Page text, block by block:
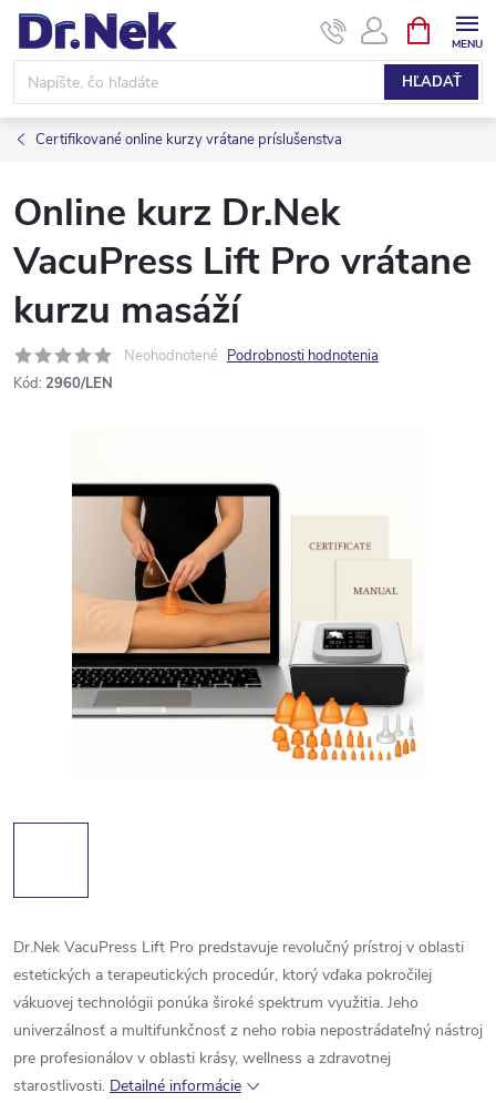
Prejsť
obsah
HĽADAŤ
KOŠÍK
Certifikované online kurzy vrátane príslušenstva
Online kurz Dr.Nek
VacuPress Lift Pro vrátane
kurzu masáží
Neohodnotené Podrobnosti hodnotenia
Kód: 2960/LEN
Dr.Nek VacuPress Lift Pro predstavuje revolučný prístroj v oblasti
estetických a terapeutických procedúr, ktorý vďaka pokročilej
vákuovej technológii ponúka široké spektrum využitia. Jeho
univerzálnosť a multifunkčnosť z neho robia nepostrádateľný nástroj
pre profesionálov v oblasti krásy, wellness a zdravotnej
starostlivosti. Detailné informácie